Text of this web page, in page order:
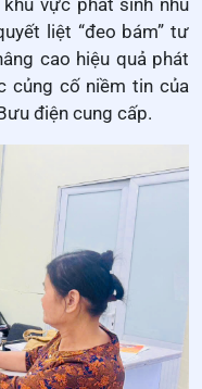
vực phát sinh nhu
liệt “đeo bám” tư
cao hiệu quả phát
củng cố niềm tin của
điện cung cấp.